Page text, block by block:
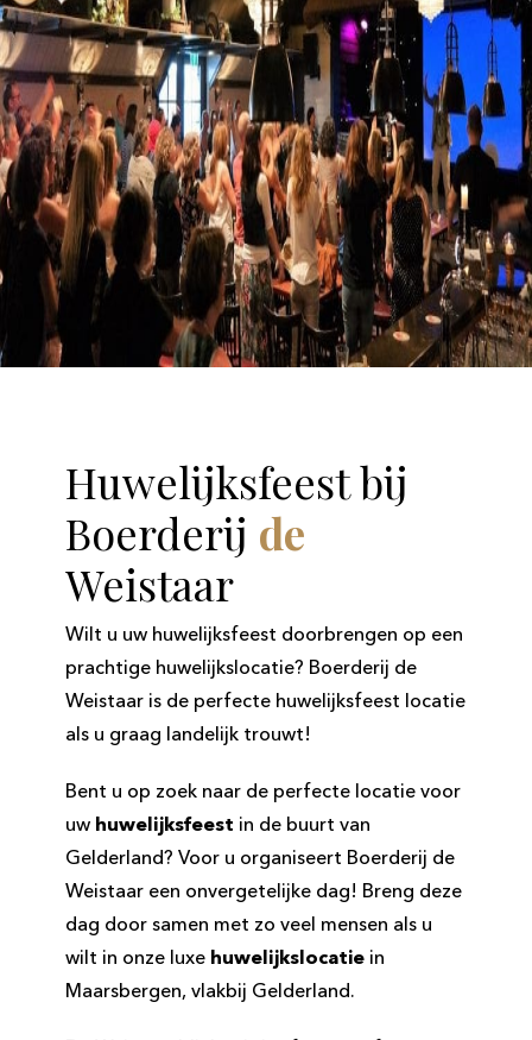
Huwelijksfeest bij
Boerderij de
Weistaar
Wilt u uw huwelijksfeest doorbrengen op een
prachtige huwelijkslocatie? Boerderij de
Weistaar is de perfecte huwelijksfeest locatie
als u graag landelijk trouwt!
Bent u op zoek naar de perfecte locatie voor
uw huwelijksfeest in de buurt van
Gelderland? Voor u organiseert Boerderij de
Weistaar een onvergetelijke dag! Breng deze
dag door samen met zo veel mensen als u
wilt in onze luxe huwelijkslocatie in
Maarsbergen, vlakbij Gelderland.